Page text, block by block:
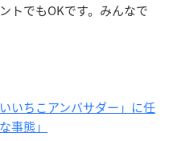
トでもOKです。みんなで
いちこアンバサダー」に任
事態」